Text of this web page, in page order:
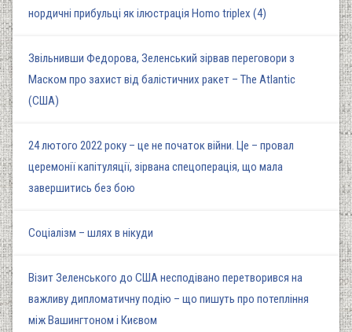
нордичні прибульці як ілюстрація Homo triplex (4)
Звільнивши Федорова, Зеленський зірвав переговори з
Маском про захист від балістичних ракет – The Atlantic
(США)
24 лютого 2022 року – це не початок війни. Це – провал
церемонії капітуляції, зірвана спецоперація, що мала
завершитись без бою
Соціалізм – шлях в нікуди
Візит Зеленського до США несподівано перетворився на
важливу дипломатичну подію – що пишуть про потепління
між Вашингтоном і Києвом